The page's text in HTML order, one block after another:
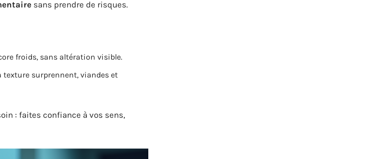
sans prendre de risques.
froids, sans altération visible.
surprennent, viandes et
: faites confiance à vos sens,